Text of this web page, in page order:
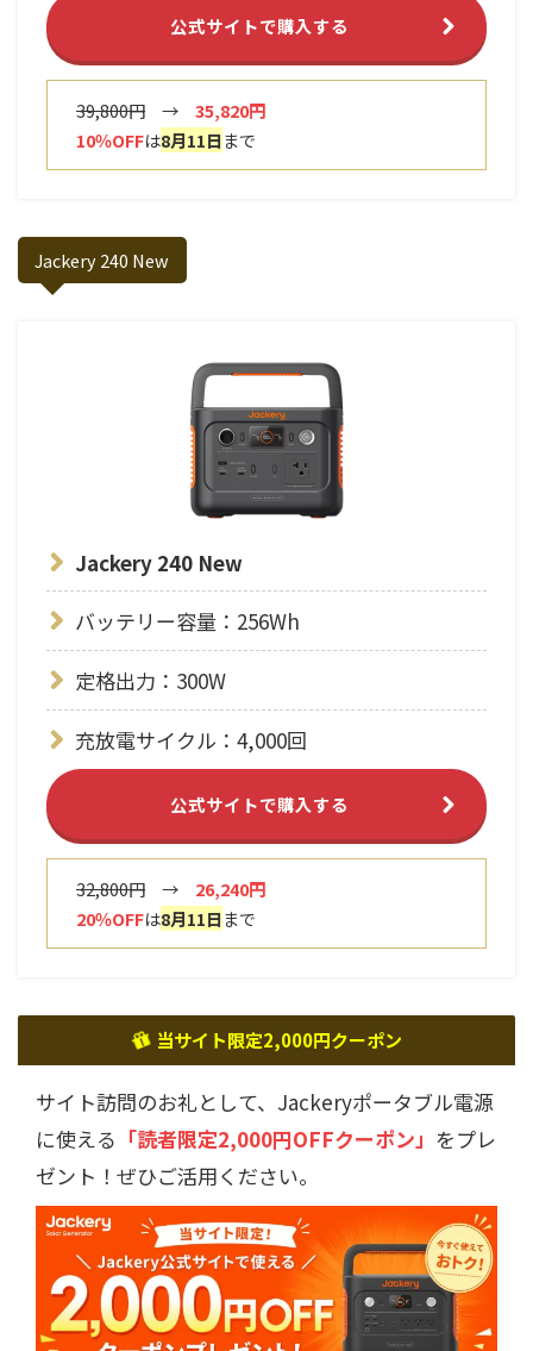
公式サイトで購入する
39,800円 → 35,820円
10％OFFは8月11日まで
Jackery 240 New
Jackery 240 New
バッテリー容量：256Wh
定格出力：300W
充放電サイクル：4,000回
公式サイトで購入する
32,800円 → 26,240円
20％OFFは8月11日まで
当サイト限定2,000円クーポン
サイト訪問のお礼として、Jackeryポータブル電源
に使える 「読者限定2,000円OFFクーポン」 をプレ
ゼント！ぜひご活用ください。